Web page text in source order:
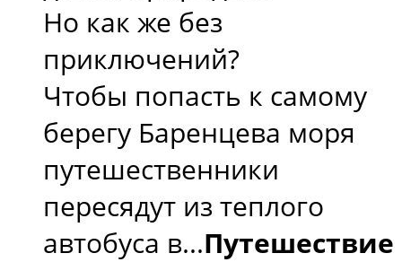
Но как же без
приключений?
Чтобы попасть к самому
берегу Баренцева моря
путешественники
пересядут из теплого
автобуса в...Путешествие